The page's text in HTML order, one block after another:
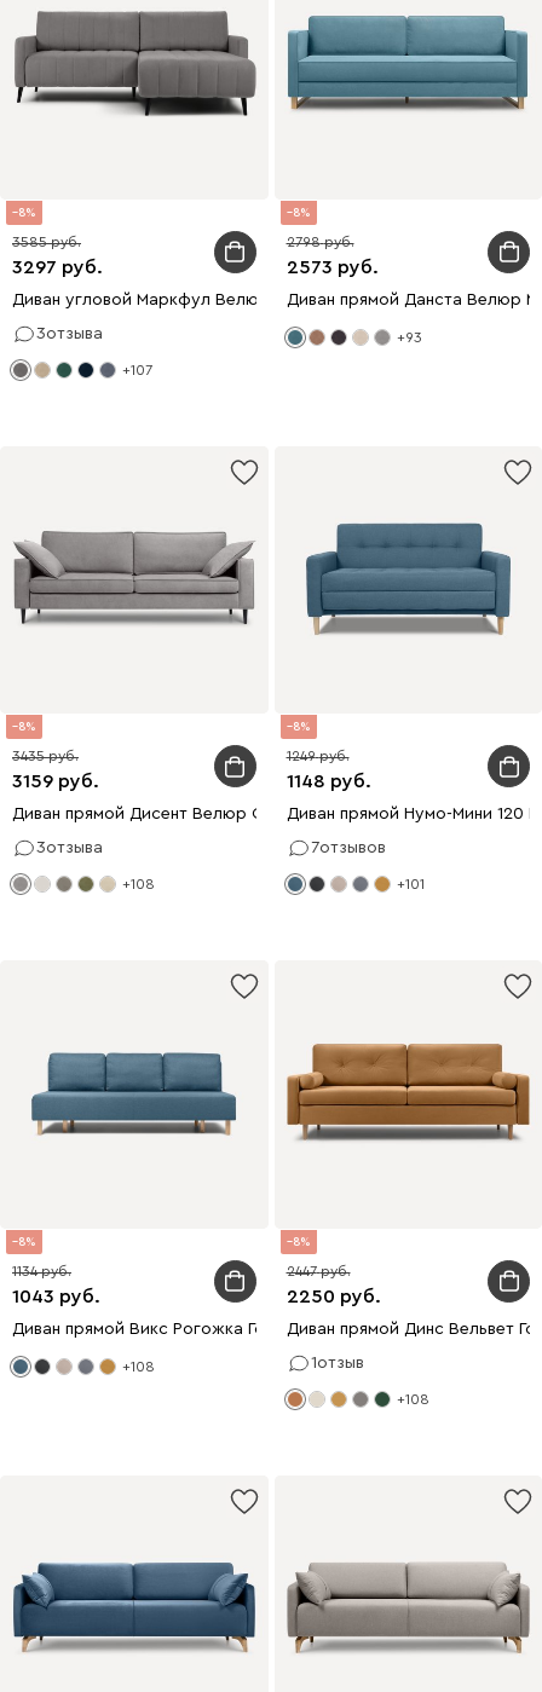
8
3297
3585
Диван угловой Маркфул Велюр Серый
3отзыва
+107
8
2573
2798
Диван прямой Данста Велюр
+93
8
3159
3435
Диван прямой Дисент Велюр Светло-серый
3отзыва
+108
8
1148
1249
Диван прямой Нумо-Мини 120
7отзывов
+101
8
1043
1134
Диван прямой Викс Рогожка Голубой
+108
8
2250
2447
Диван прямой Динс Вельвет
1отзыв
+108